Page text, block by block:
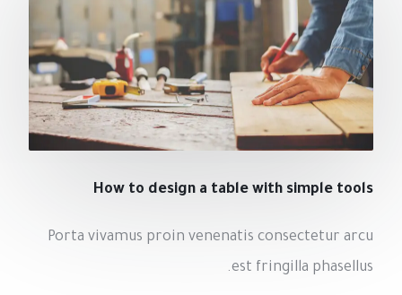
How to design a table with simple tools
Porta vivamus proin venenatis consectetur arcu
est fringilla phasellus.